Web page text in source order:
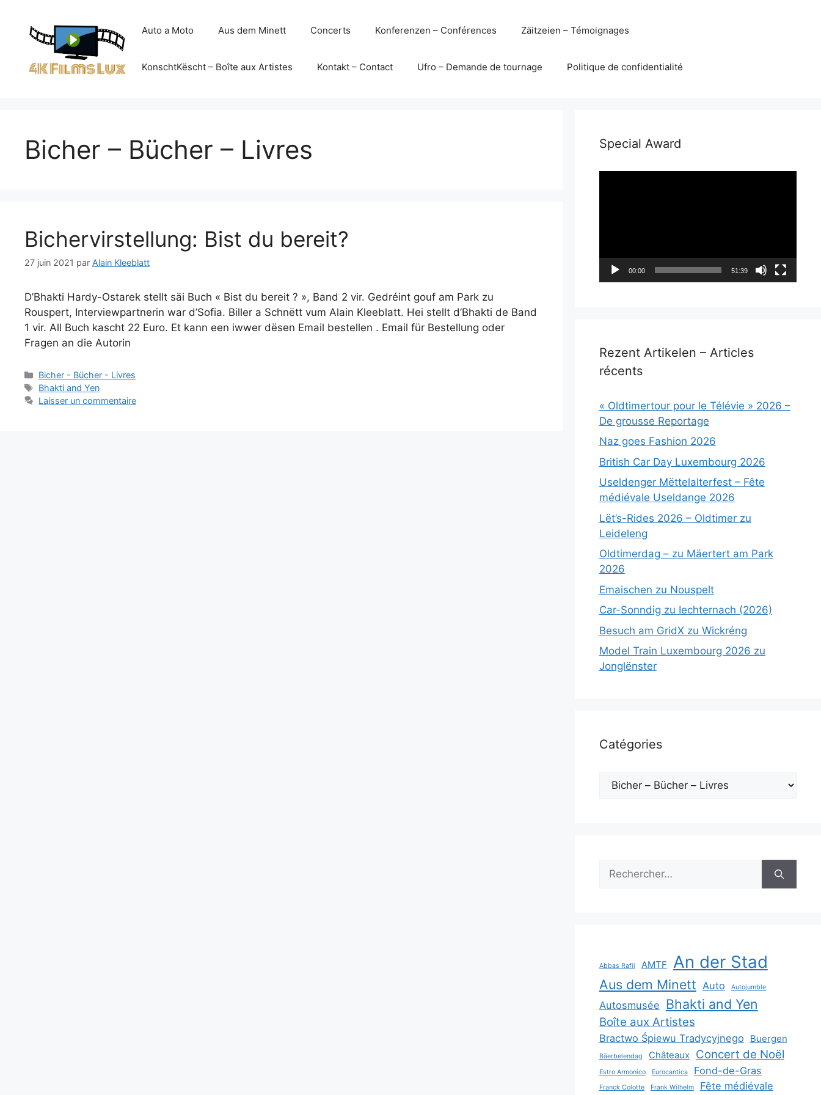
contenu
Auto a Moto Aus dem Minett Concerts Konferenzen – Conférences Zäitzeien – Témoignages
KonschtKëscht – Boîte aux Artistes Kontakt – Contact Ufro – Demande de tournage Politique de confidentialité
Bicher – Bücher – Livres
Bichervirstellung: Bist du bereit?
27 juin 2021 par Alain Kleeblatt
D’Bhakti Hardy-Ostarek stellt säi Buch « Bist du bereit ? », Band 2 vir. Gedréint gouf am Park zu
Rouspert, Interviewpartnerin war d’Sofia. Biller a Schnëtt vum Alain Kleeblatt. Hei stellt d’Bhakti de Band
1 vir. All Buch kascht 22 Euro. Et kann een iwwer dësen Email bestellen . Email für Bestellung oder
Fragen an die Autorin
Catégories
Bicher - Bücher - Livres
Étiquettes
Bhakti and Yen
Laisser un commentaire
Special Award
00:00 51:39
Rezent Artikelen – Articles
récents
« Oldtimertour pour le Télévie » 2026 –
De grousse Reportage
Naz goes Fashion 2026
British Car Day Luxembourg 2026
Useldenger Mëttelalterfest – Fête
médiévale Useldange 2026
Lët’s-Rides 2026 – Oldtimer zu
Leideleng
Oldtimerdag – zu Mäertert am Park
2026
Emaischen zu Nouspelt
Car-Sonndig zu Iechternach (2026)
Besuch am GridX zu Wickréng
Model Train Luxembourg 2026 zu
Jonglënster
Catégories
Catégories
Rechercher :
Abbas Rafii AMTF An der Stad
Aus dem Minett Auto Autojumble
Autosmusée Bhakti and Yen
Boîte aux Artistes
Bractwo Śpiewu Tradycyjnego Buergen
Bäerbelendag Châteaux Concert de Noël
Estro Armonico Eurocantica Fond-de-Gras
Franck Colotte Frank Wilhelm Fête médiévale